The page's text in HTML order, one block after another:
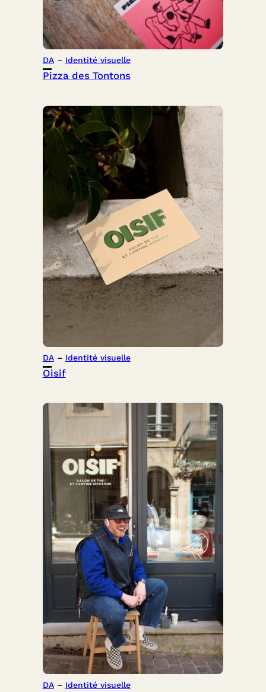
DA – Identité visuelle
Pizza des Tontons
DA – Identité visuelle
Oisif
DA – Identité visuelle